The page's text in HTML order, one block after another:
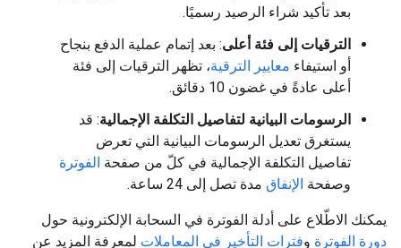
بعد تأكيد شراء الرصيد رسميًا.
الترقيات إلى فئة أعلى: بعد إتمام عملية الدفع بنجاح
أو استيفاء معايير الترقية، تظهر الترقيات إلى فئة
أعلى عادةً في غضون 10 دقائق.
الرسومات البيانية لتفاصيل التكلفة الإجمالية: قد
يستغرق تعديل الرسومات البيانية التي تعرض
تفاصيل التكلفة الإجمالية في كلّ من صفحة الفوترة
وصفحة الإنفاق مدة تصل إلى 24 ساعة.
يمكنك الاطّلاع على أدلة الفوترة في السحابة الإلكترونية حول
دورة الفوترة وفترات التأخير في المعاملات لمعرفة المزيد عن